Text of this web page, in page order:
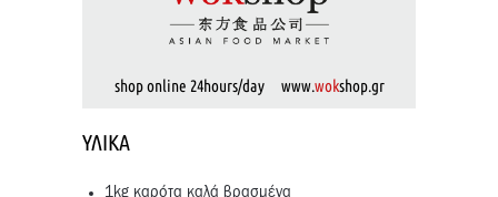
shop online 24hours/day www.wokshop.gr
ΥΛΙΚΆ
1kg καρότα καλά βρασμένα